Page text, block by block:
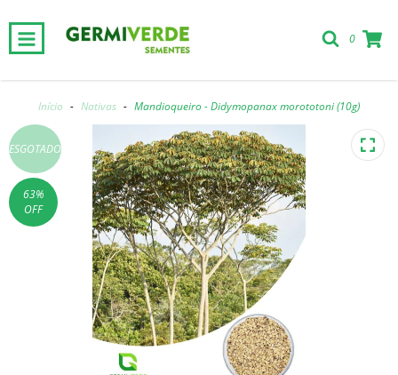
0
Início - Nativas - Mandioqueiro - Didymopanax morototoni (10g)
ESGOTADO
63%
OFF